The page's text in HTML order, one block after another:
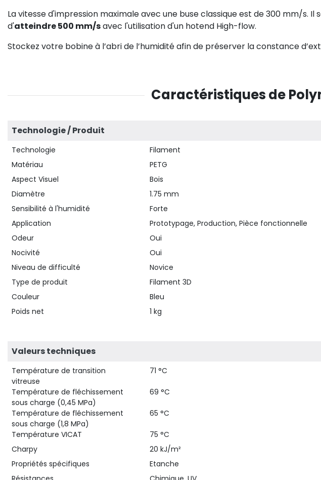
La vitesse d'impression maximale avec une buse classique est de 300 mm/s.
d'atteindre 500 mm/savec l'utilisation d'un hotend High-flow.
Stockez votre bobine à l’abri de l’humidité afin de préserver la constance
Caractéristiques de
Technologie / Produit
Technologie
Filament
Matériau
PETG
Aspect Visuel
Bois
Diamètre
1.75 mm
Sensibilité à l'humidité
Forte
Application
Prototypage, Production, Pièce fonctionnelle
Odeur
Oui
Nocivité
Oui
Niveau de difficulté
Novice
Type de produit
Filament 3D
Couleur
Bleu
Poids net
1 kg
Valeurs techniques
Température de transition
vitreuse
71 °C
Température de fléchissement
sous charge (0,45 MPa)
69 °C
Température de fléchissement
sous charge (1,8 MPa)
65 °C
Température VICAT
75 °C
Charpy
20 kJ/m²
Propriétés spécifiques
Etanche